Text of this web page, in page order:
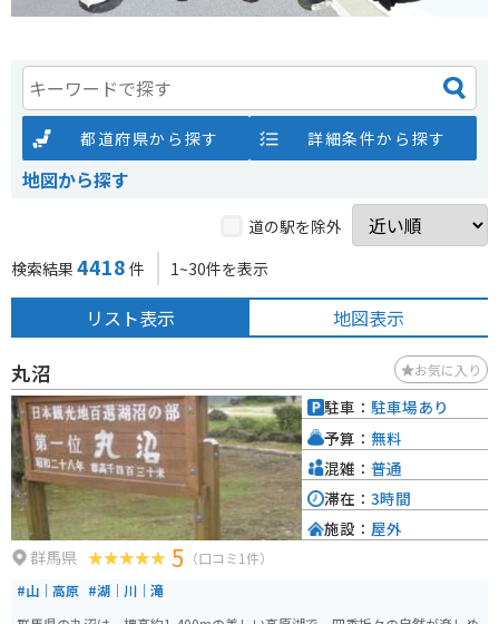
都道府県から探す 詳細条件から探す
地図から探す
道の駅を除外
検索結果 4418 件 1~30件を表示
リスト表示 地図表示
丸沼 お気に入り
群馬県 5 （口コミ1件）
#山｜高原 #湖｜川｜滝
駐車： 駐車場あり
予算： 無料
混雑： 普通
滞在： 3時間
施設： 屋外